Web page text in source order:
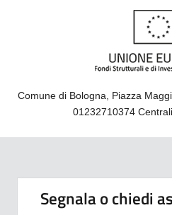
Comune di Bologna, Piazza
01232710374
Segnala o chiedi